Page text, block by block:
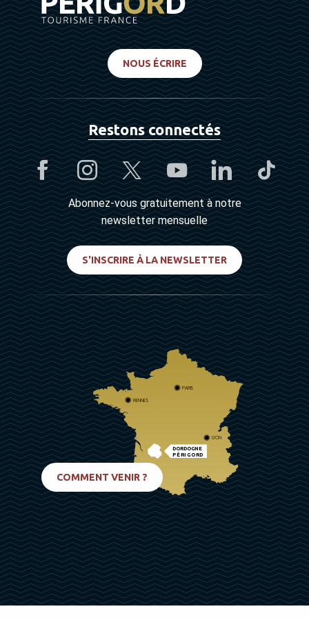
NOUS ÉCRIRE
Restons connectés
Abonnez-vous gratuitement à notre
newsletter mensuelle
S'INSCRIRE À LA NEWSLETTER
DORDOGNE
PÉRIGORD
PARIS
RENNES
LYON
COMMENT VENIR ?